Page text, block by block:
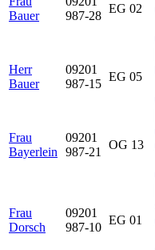
Bauer
987-28
EG 02
Herr
Bauer
09201
987-15
EG 05
Frau
Bayerlein
09201
987-21
OG 13
Frau
Dorsch
09201
987-10
EG 01